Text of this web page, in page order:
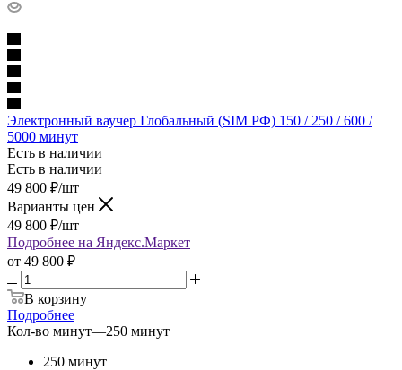
Электронный ваучер Глобальный (SIM РФ) 150 / 250 / 600 /
5000 минут
Есть в наличии
Есть в наличии
49 800 ₽/шт
Варианты цен
49 800 ₽/шт
Подробнее на Яндекс.Маркет
от 49 800 ₽
В корзину
Подробнее
Кол-во минут—250 минут
250 минут